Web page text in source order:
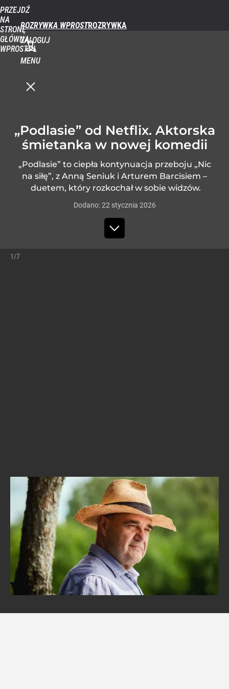
PRZEJDŹ
NA
STRONĘ
GŁÓWNĄ
WPROST.PL
ROZRYWKA WPROST
ZALOGUJ
MENU
„Podlasie” od Netflix. Aktorska
śmietanka w nowej komedii
„Podlasie” to ciepła kontynuacja przeboju „Nic
na siłę”, z Anną Seniuk i Arturem Barcisiem –
duetem, który rozkochał w sobie widzów.
Dodano:22 stycznia 2026